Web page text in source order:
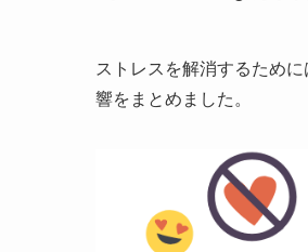
ストレスを解消するため
響をまとめました。